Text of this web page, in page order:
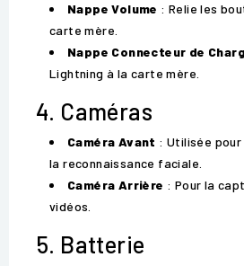
Nappe Volume : Relie les
carte mère.
Nappe Connecteur de
Lightning à la carte mère.
4. Caméras
Caméra Avant : Utilisée
la reconnaissance faciale.
Caméra Arrière : Pour la
vidéos.
5. Batterie